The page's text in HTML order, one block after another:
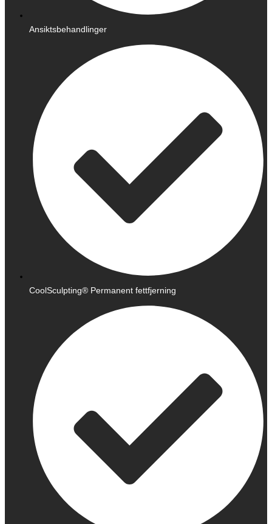
Ansiktsbehandlinger
CoolSculpting® Permanent fettfjerning